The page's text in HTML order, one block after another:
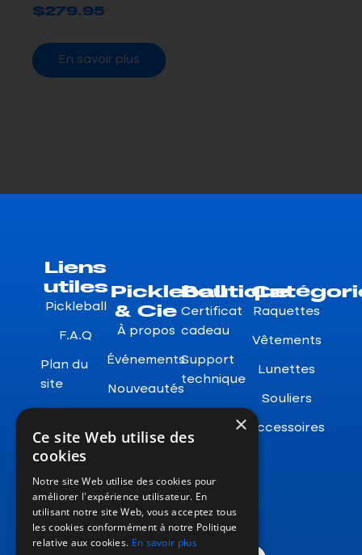
$279.95
En savoir plus
Liens
utiles
Pickleball
F.A.Q
Plan du
site
Retours
Pickleball
& Cie
À propos
Événements
Nouveautés
Boutique
Certificat
cadeau
Support
technique
Raquettes
Vêtements
Lunettes
Souliers
Accessoires
×
Ce site Web utilise des
cookies
Notre site Web utilise des cookies pour
améliorer l'expérience utilisateur. En
utilisant notre site Web, vous acceptez tous
les cookies conformément à notre Politique
relative aux cookies. En savoir plus